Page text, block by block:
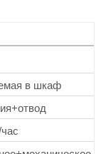
в шкаф